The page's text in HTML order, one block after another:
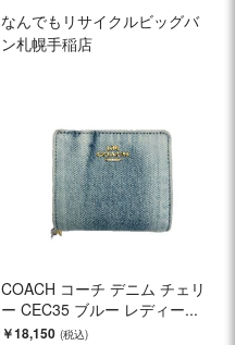
なんでもリサイクルビッグバ
ン札幌手稲店
COACH コーチ デニム チェリ
ー CEC35 ブルー レディー...
￥18,150